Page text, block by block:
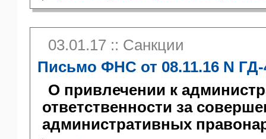
03.01.17 :: Санкции
Письмо ФНС от 08.11.16 N ГД-
О привлечении к
ответственности за
административных